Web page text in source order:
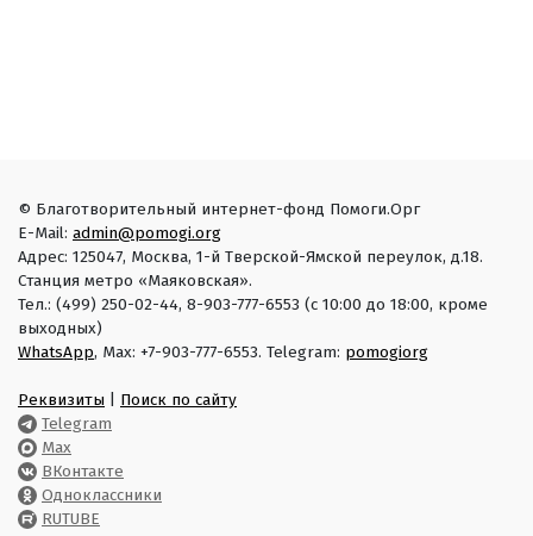
© Благотворительный интернет-фонд Помоги.Орг
E-Mail: admin@pomogi.org
Адрес: 125047, Москва, 1-й Тверской-Ямской переулок, д.18.
Станция метро «Маяковская».
Тел.: (499) 250-02-44, 8-903-777-6553 (с 10:00 до 18:00, кроме
выходных)
WhatsApp, Max: +7-903-777-6553. Telegram: pomogiorg
Реквизиты
Поиск по сайту
Telegram
Max
ВКонтакте
Одноклассники
RUTUBE